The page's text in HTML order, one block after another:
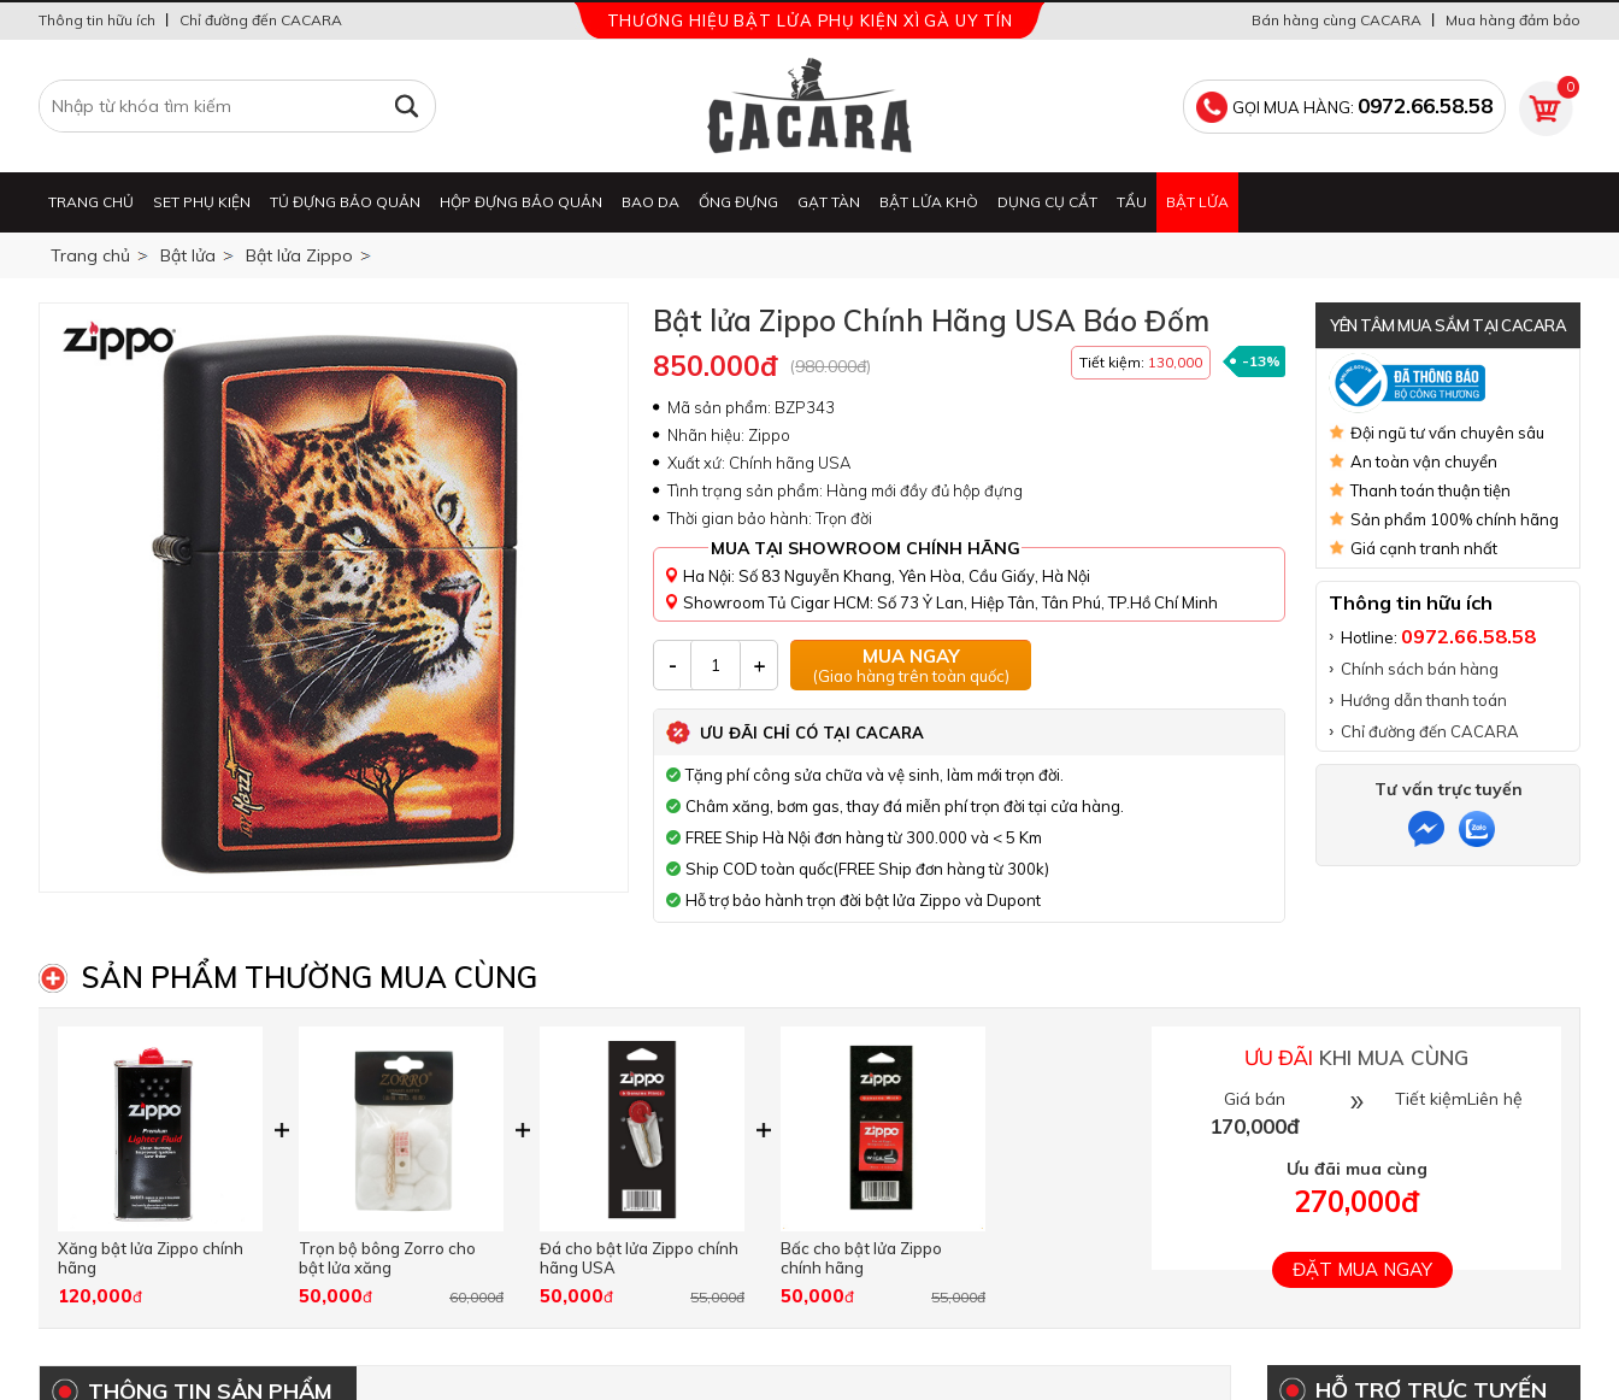
THƯƠNG HIỆU BẬT LỬA PHỤ KIỆN XÌ GÀ UY TÍN Mua hàng đảm bảo
Bán hàng cùng CACARA
Thông tin hữu ích Chỉ đường đến CACARA
0
GỌI MUA HÀNG: 0972.66.58.58
TRANG CHỦ SET PHỤ KIỆN TỦ ĐỰNG BẢO QUẢN HỘP ĐỰNG BẢO QUẢN BAO DA ỐNG ĐỰNG GẠT TÀN BẬT LỬA KHÒ DỤNG CỤ CẮT TẨU BẬT LỬA
Trang chủ Bật lửa Bật lửa Zippo
Bật lửa Zippo Chính Hãng USA Báo Đốm
-13%
Tiết kiệm: 130,000
850.000đ (980.000đ)
Mã sản phẩm: BZP343
Nhãn hiệu: Zippo
Xuất xứ: Chính hãng USA
Tình trạng sản phẩm: Hàng mới đầy đủ hộp đựng
Thời gian bảo hành: Trọn đời
MUA TẠI SHOWROOM CHÍNH HÃNG
Ha Nội: Số 83 Nguyễn Khang, Yên Hòa, Cầu Giấy, Hà Nội
Showroom Tủ Cigar HCM: Số 73 Ỷ Lan, Hiệp Tân, Tân Phú, TP.Hồ Chí Minh
- + MUA NGAY
(Giao hàng trên toàn quốc)
ƯU ĐÃI CHỈ CÓ TẠI CACARA
Tặng phí công sửa chữa và vệ sinh, làm mới trọn đời.
Châm xăng, bơm gas, thay đá miễn phí trọn đời tại cửa hàng.
FREE Ship Hà Nội đơn hàng từ 300.000 và < 5 Km
Ship COD toàn quốc(FREE Ship đơn hàng từ 300k)
Hỗ trợ bảo hành trọn đời bật lửa Zippo và Dupont
YÊN TÂM MUA SẮM TẠI CACARA
Đã thông báo Bộ Công Thương
Đội ngũ tư vấn chuyên sâu
An toàn vận chuyển
Thanh toán thuận tiện
Sản phẩm 100% chính hãng
Giá cạnh tranh nhất
Thông tin hữu ích
Hotline: 0972.66.58.58
Chính sách bán hàng
Hướng dẫn thanh toán
Chỉ đường đến CACARA
Tư vấn trực tuyến
SẢN PHẨM THƯỜNG MUA CÙNG
Xăng bật lửa Zippo chính
hãng
120,000đ
Trọn bộ bông Zorro cho
bật lửa xăng
60,000đ
50,000đ
Đá cho bật lửa Zippo chính
hãng USA
55,000đ
50,000đ
Bấc cho bật lửa Zippo
chính hãng
55,000đ
50,000đ
ƯU ĐÃI KHI MUA CÙNG
Giá bán
170,000đ
Tiết kiệmLiên hệ
Ưu đãi mua cùng
270,000đ
ĐẶT MUA NGAY
THÔNG TIN SẢN PHẨM HỖ TRỢ TRỰC TUYẾN